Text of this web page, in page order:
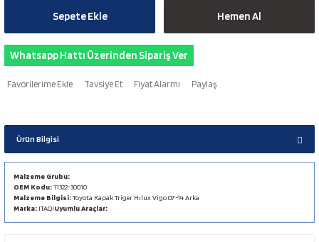
Sepete Ekle Hemen Al
Whatsapp Hattı Üzerinden Sipariş Ver
Tavsiye Et Fiyat Alarmı Paylaş
Ürün Bilgisi
Malzeme Grubu:
OEM Kodu:11322-30010
Malzeme Bilgisi:Toyota Kapak Triger Hılux Vigo 07-14 Arka
Marka: ITAQIUyumlu Araçlar: